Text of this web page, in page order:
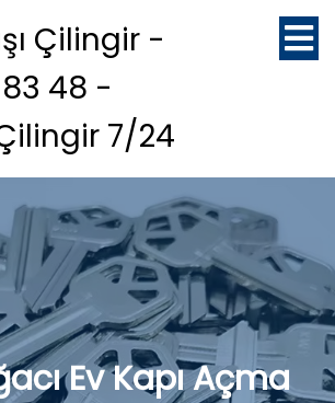
Çilingir -
48 -
7/24
Ev Kapı Açma